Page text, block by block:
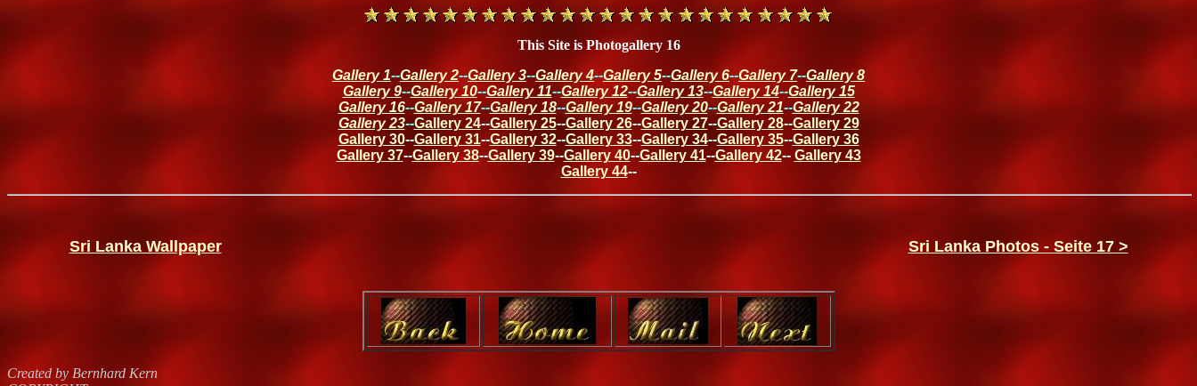
This Site is Photogallery 16
Gallery 1--Gallery 2--Gallery 3--Gallery 4--Gallery 5--Gallery 6--Gallery 7--Gallery 8
Gallery 9--Gallery 10--Gallery 11--Gallery 12--Gallery 13--Gallery 14--Gallery 15
Gallery 16--Gallery 17--Gallery 18--Gallery 19--Gallery 20--Gallery 21--Gallery 22
Gallery 23--Gallery 24--Gallery 25--Gallery 26--Gallery 27--Gallery 28--Gallery 29
Gallery 30--Gallery 31--Gallery 32--Gallery 33--Gallery 34--Gallery 35--Gallery 36
Gallery 37--Gallery 38--Gallery 39--Gallery 40--Gallery 41--Gallery 42-- Gallery 43
Gallery 44--
Sri Lanka Wallpaper Sri Lanka Photos - Seite 17 >
Created by Bernhard Kern